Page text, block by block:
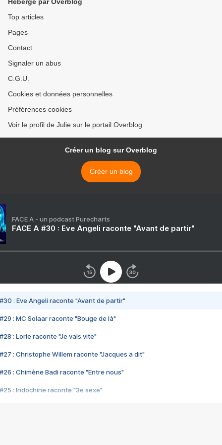
Top articles
Pages
Contact
Signaler un abus
C.G.U.
Cookies et données personnelles
Préférences cookies
Voir le profil de Julie sur le portail Overblog
Créer un blog sur Overblog
Créer un blog
FACE A - un podcast Purecharts
FACE A #30 : Eve Angeli raconte "Avant de partir"
#30 : Eve Angeli raconte "Avant de partir"
#29 : MC Solaar raconte "Bouge de là"
#28 : Lorie raconte "Je vais vite"
#27 : Christophe Willem raconte "Jacques a dit"
#26 : Chimène Badi raconte "Entre nous"
#25 : Indochine raconte "3e sexe"